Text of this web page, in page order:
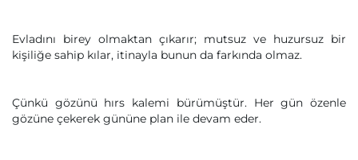
Evladını birey olmaktan çıkarır; mutsuz ve huzursuz bir
kişiliğe sahip kılar, itinayla bunun da farkında olmaz.
Çünkü gözünü hırs kalemi bürümüştür. Her gün özenle
gözüne çekerek gününe plan ile devam eder.